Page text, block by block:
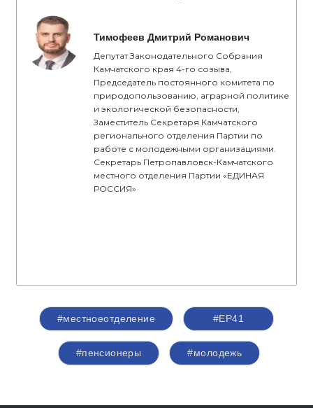
Тимофеев Дмитрий Романович
Депутат Законодательного Собрания
Камчатского края 4-го созыва,
Председатель постоянного комитета по
природопользованию, аграрной политике
и экологической безопасности,
Заместитель Секретаря Камчатского
регионального отделения Партии по
работе с молодежными организациями.
Секретарь Петропавловск-Камчатского
местного отделения Партии «ЕДИНАЯ
РОССИЯ»
#местноеотделение #ЕР41
#пенсионеры #молодежь